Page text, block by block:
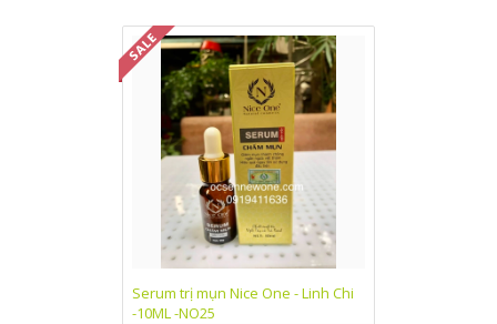
Serum trị mụn Nice One - Linh Chi
-10ML -NO25